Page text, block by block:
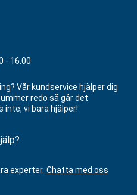
- 16.00
Vår kundservice hjälper dig
redo så går det
vi bara hjälper!
experter. Chatta med oss